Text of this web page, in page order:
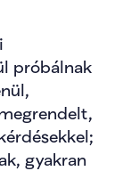
próbálnak
gyakran